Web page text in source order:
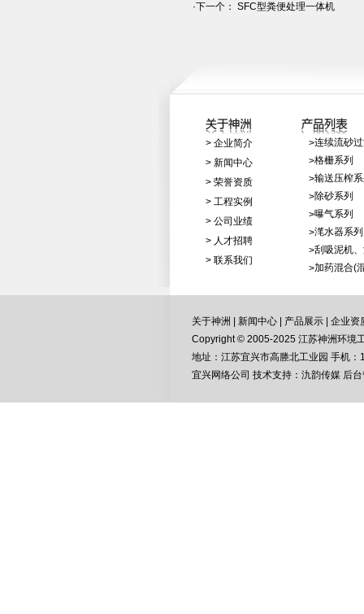
·下一个： SFC型粪便处理一体机
> 企业简介
> 新闻中心
> 荣誉资质
> 工程实例
> 公司业绩
> 人才招聘
> 联系我们
>连续流砂
>格栅系列
>输送压榨
>除砂系列
>曝气系列
>滗水器系列
>刮吸泥机
>加药混合(
关于神洲 新闻中心 产品展示
企业资
Copyright © 2005-2025 江苏神洲环境
地址：江苏宜兴市高塍北工业园 手机
宜兴网络公司 技术支持：氿韵传媒 后